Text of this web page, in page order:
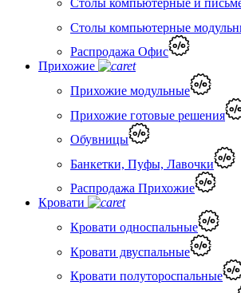
Столы компьютерные и
Столы компьютерные
Распродажа Офис
Прихожие
Прихожие модульные
Прихожие готовые решения
Обувницы
Банкетки, Пуфы, Лавочки
Распродажа Прихожие
Кровати
Кровати односпальные
Кровати двуспальные
Кровати полутороспальные